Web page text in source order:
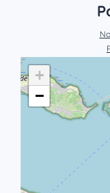
+
−